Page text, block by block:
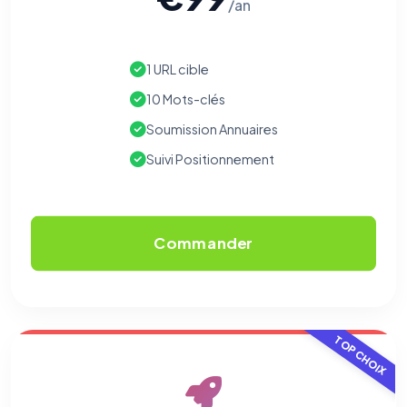
/an
1 URL cible
10 Mots-clés
Soumission Annuaires
Suivi Positionnement
Commander
TOP CHOIX